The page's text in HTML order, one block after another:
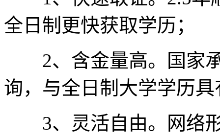
全日制更快获取学历；
2、含金量高。国家承
询，与全日制大学学历
3、灵活自由。网络形